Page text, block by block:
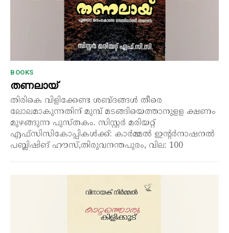
BOOKS
തണലായ്
തിരികെ വിളിക്കേണ്ട ശബ്ദങ്ങൾ തീരെ
ലോലമാകുന്നതിന് മുമ്പ് മടങ്ങിയെത്താനുളള ക്ഷണം
മുഴങ്ങുന്ന പുസ്തകം. സിസ്റ്റർ മരിയറ്റ്
എഫ്സിസികോപ്പികൾക്ക്: കാർമ്മൽ ഇന്റർനാഷനൽ
പബ്ലിഷിങ് ഹൗസ്,തിരുവനന്തപുരം, വില: 100